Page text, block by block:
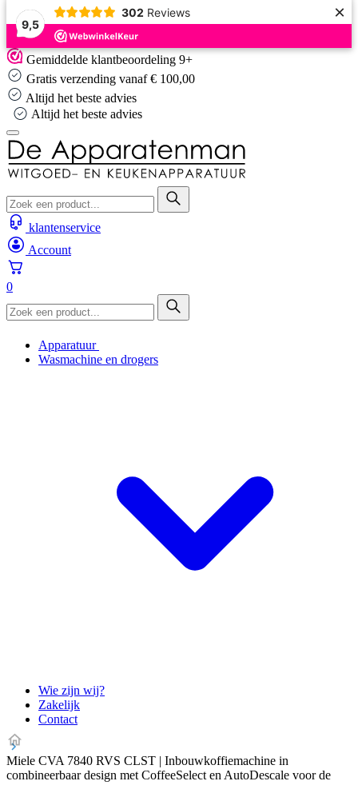
9,5
302 Reviews ×
Skip
to
content
Gemiddelde klantbeoordeling 9+
Gratis verzending vanaf € 100,00
Altijd het beste advies
Altijd het beste advies
klantenservice
Account
0
Apparatuur
Wasmachine en drogers
Wie zijn wij?
Zakelijk
Contact
Miele CVA 7840 RVS CLST | Inbouwkoffiemachine in
combineerbaar design met CoffeeSelect en AutoDescale voor de